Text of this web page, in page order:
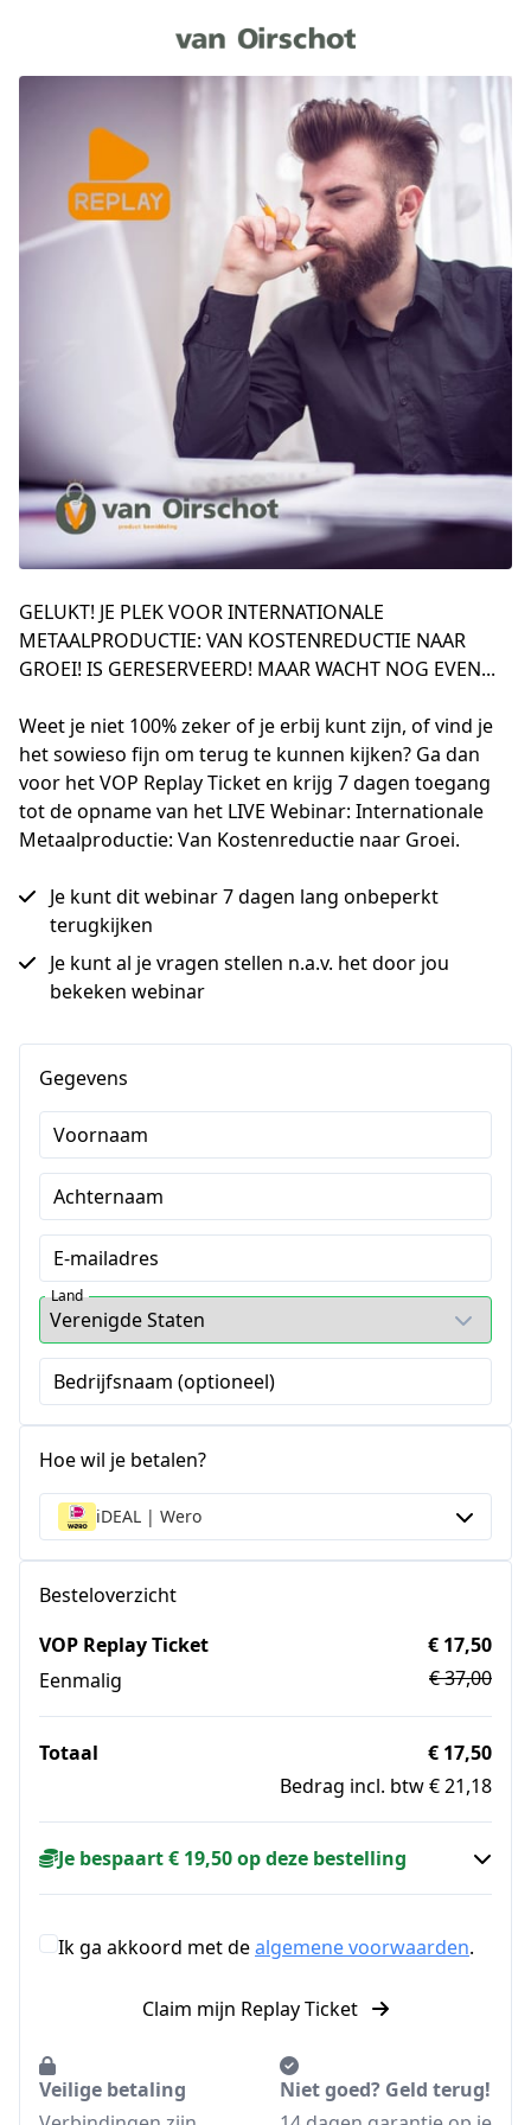
GELUKT! JE PLEK VOOR INTERNATIONALE
METAALPRODUCTIE: VAN KOSTENREDUCTIE NAAR
GROEI! IS GERESERVEERD! MAAR WACHT NOG EVEN...
Weet je niet 100% zeker of je erbij kunt zijn, of vind je
het sowieso fijn om terug te kunnen kijken? Ga dan
voor het VOP Replay Ticket en krijg 7 dagen toegang
tot de opname van het LIVE Webinar: Internationale
Metaalproductie: Van Kostenreductie naar Groei.
Je kunt dit webinar 7 dagen lang onbeperkt
terugkijken
Je kunt al je vragen stellen n.a.v. het door jou
bekeken webinar
Gegevens
Voornaam
Achternaam
E-mailadres
Land
Bedrijfsnaam (optioneel)
Hoe wil je betalen?
iDEAL | Wero
Besteloverzicht
VOP Replay Ticket
Eenmalig
€ 17,50
€ 37,00
Totaal
€ 17,50
Bedrag incl. btw € 21,18
Je bespaart € 19,50 op deze bestelling
Ik ga akkoord met dealgemene voorwaarden.
Claim mijn Replay Ticket
Veilige betaling
Niet goed? Geld terug!